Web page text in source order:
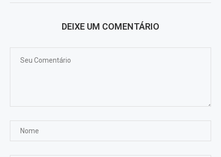
DEIXE UM COMENTÁRIO